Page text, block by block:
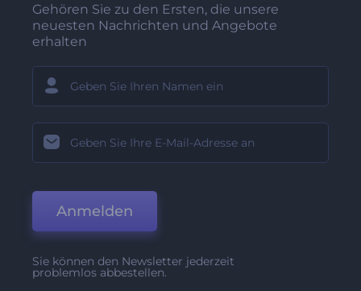
Gehören Sie zu den Ersten, die unsere
neuesten Nachrichten und Angebote
erhalten
Anmelden
Sie können den Newsletter jederzeit
problemlos abbestellen.